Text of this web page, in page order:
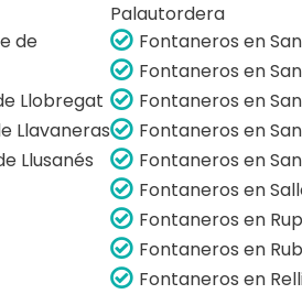
Palautordera
de
Fontaneros en
Fontaneros en
Llobregat
Fontaneros en
Llavaneras
Fontaneros en
Llusanés
Fontaneros en
Fontaneros en
Fontaneros en
Fontaneros en
Fontaneros en